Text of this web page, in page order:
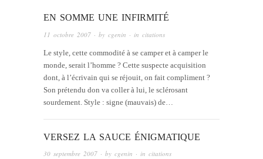
EN SOMME UNE INFIRMITÉ
11 octobre 2007 · by cgenin · in citations
Le style, cette commodité à se camper et à camper le
monde, serait l’homme ? Cette suspecte acquisition
dont, à l’écrivain qui se réjouit, on fait compliment ?
Son prétendu don va coller à lui, le sclérosant
sourdement. Style : signe (mauvais) de…
VERSEZ LA SAUCE ÉNIGMATIQUE
30 septembre 2007 · by cgenin · in citations